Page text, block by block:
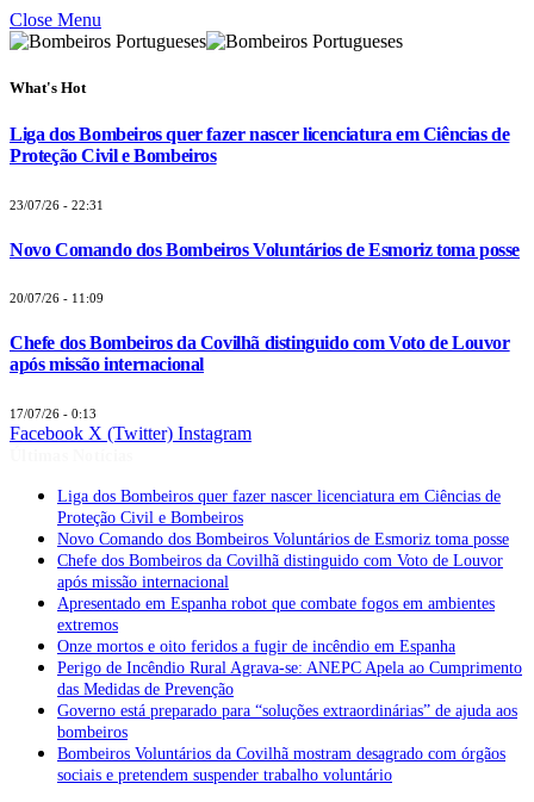
Close Menu
What's Hot
Liga dos Bombeiros quer fazer nascer licenciatura em Ciências de
Proteção Civil e Bombeiros
23/07/26 - 22:31
Novo Comando dos Bombeiros Voluntários de Esmoriz toma posse
20/07/26 - 11:09
Chefe dos Bombeiros da Covilhã distinguido com Voto de Louvor
após missão internacional
17/07/26 - 0:13
Facebook X (Twitter) Instagram
Liga dos Bombeiros quer fazer nascer licenciatura em Ciências de
Proteção Civil e Bombeiros
Novo Comando dos Bombeiros Voluntários de Esmoriz toma posse
Chefe dos Bombeiros da Covilhã distinguido com Voto de Louvor
após missão internacional
Apresentado em Espanha robot que combate fogos em ambientes
extremos
Onze mortos e oito feridos a fugir de incêndio em Espanha
Perigo de Incêndio Rural Agrava-se: ANEPC Apela ao Cumprimento
das Medidas de Prevenção
Governo está preparado para “soluções extraordinárias” de ajuda aos
bombeiros
Bombeiros Voluntários da Covilhã mostram desagrado com órgãos
sociais e pretendem suspender trabalho voluntário